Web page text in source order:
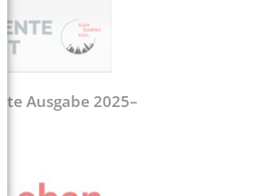
Ausgabe 2025–